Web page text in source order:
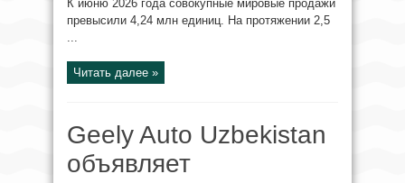
К июню 2026 года совокупные мировые продажи
превысили 4,24 млн единиц. На протяжении 2,5
...
Читать далее »
Geely Auto Uzbekistan
объявляет